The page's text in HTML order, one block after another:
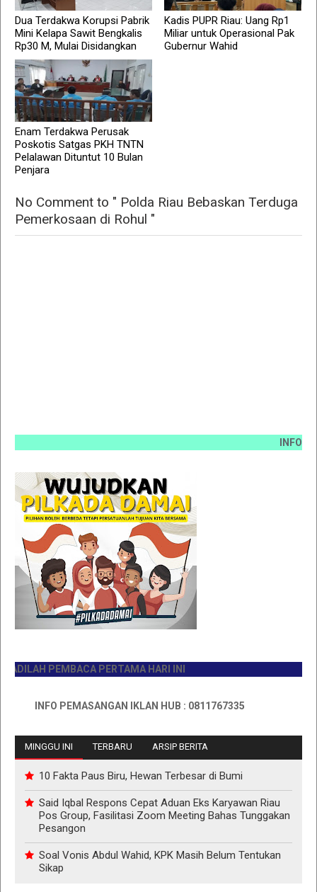
Dua Terdakwa Korupsi Pabrik
Mini Kelapa Sawit Bengkalis
Rp30 M, Mulai Disidangkan
Kadis PUPR Riau: Uang Rp1
Miliar untuk Operasional Pak
Gubernur Wahid
Enam Terdakwa Perusak
Poskotis Satgas PKH TNTN
Pelalawan Dituntut 10 Bulan
Penjara
No Comment to " Polda Riau Bebaskan Terduga
Pemerkosaan di Rohul "
INFO
PEMBACA PERTAMA HARI INI
INFO PEMASANGAN IKLAN HUB : 0811767335
MINGGU INI TERBARU ARSIP BERITA
10 Fakta Paus Biru, Hewan Terbesar di Bumi
Said Iqbal Respons Cepat Aduan Eks Karyawan Riau
Pos Group, Fasilitasi Zoom Meeting Bahas Tunggakan
Pesangon
Soal Vonis Abdul Wahid, KPK Masih Belum Tentukan
Sikap